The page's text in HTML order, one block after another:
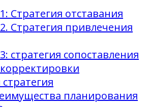
Стратегия отставания
Стратегия привлечения
стратегия сопоставления
планирования